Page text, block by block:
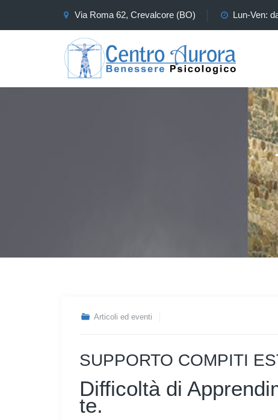
Via Roma 62, Crevalcore (BO) Lun-Ven:
Articoli ed eventi
SUPPORTO COMPITI
Difficoltà di
te.